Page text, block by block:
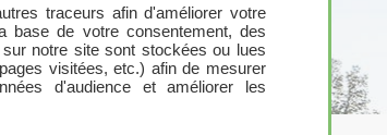
traceurs afin d'améliorer votre
base de votre consentement, des
notre site sont stockées ou lues
visitées, etc.) afin de mesurer
d'audience et améliorer les